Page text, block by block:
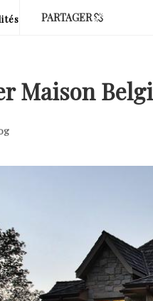
PARTAGER
Maison